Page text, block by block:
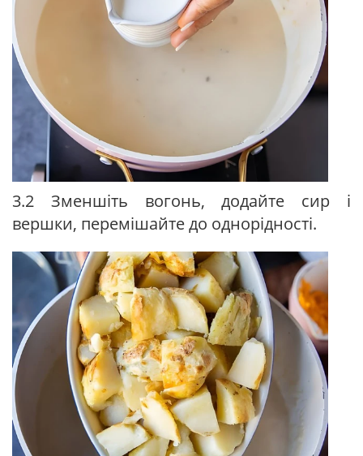
3.2 Зменшіть вогонь, додайте сир і
вершки, перемішайте до однорідності.